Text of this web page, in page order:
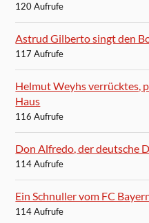
120 Aufrufe
Astrud Gilberto singt den
117 Aufrufe
Helmut Weyhs verrücktes,
Haus
116 Aufrufe
Don Alfredo, der deutsche
114 Aufrufe
Ein Schnuller vom FC
114 Aufrufe